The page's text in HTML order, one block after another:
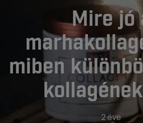
Mire jó
miben
2 éve